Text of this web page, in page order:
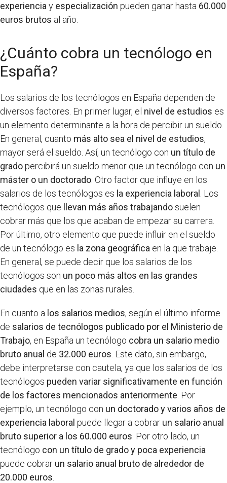
experiencia y especialización pueden ganar hasta 60.000
euros brutos al año.
¿Cuánto cobra un tecnólogo en
España?
Los salarios de los tecnólogos en España dependen de
diversos factores. En primer lugar, el nivel de estudios es
un elemento determinante a la hora de percibir un sueldo.
En general, cuanto más alto sea el nivel de estudios,
mayor será el sueldo. Así, un tecnólogo con un título de
gradopercibirá un sueldo menor que un tecnólogo con un
máster o un doctorado . Otro factor que influye en los
salarios de los tecnólogos es la experiencia laboral
. Los
tecnólogos que
llevan más años trabajandosuelen
cobrar más que los que acaban de empezar su carrera.
Por último, otro elemento que puede influir en el sueldo
de un tecnólogo es la zona geográfica en la que trabaje.
En general, se puede decir que los salarios de los
tecnólogos son un poco más altos en las grandes
ciudades que en las zonas rurales.
En cuanto a los salarios medios, según el último informe
de salarios de tecnólogos publicado por el Ministerio de
Trabajo, en España un tecnólogo cobra un salario medio
bruto anual de 32.000 euros . Este dato, sin embargo,
debe interpretarse con cautela, ya que los salarios de los
tecnólogos pueden variar significativamente en función
de los factores mencionados anteriormente . Por
ejemplo, un tecnólogo con un doctorado y varios años de
experiencia laboral puede llegar a cobrar un salario anual
bruto superior a los 60.000 euros . Por otro lado, un
tecnólogo con un título de grado y poca experiencia
puede cobrar un salario anual bruto de alrededor de
20.000 euros